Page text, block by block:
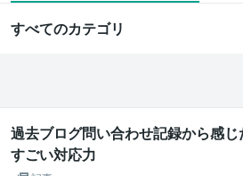
すべてのカテゴリ
過去ブログ問い合わせ記録から感じ
すごい対応力